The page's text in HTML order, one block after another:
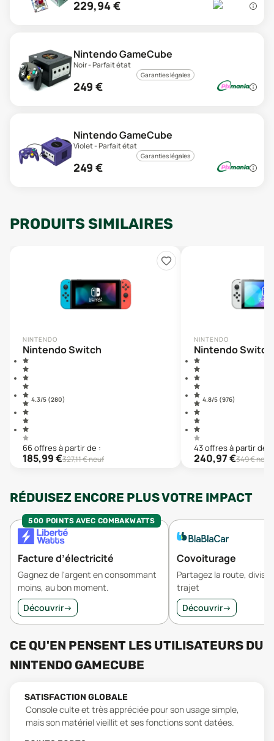
229,94€
Nintendo GameCube
Noir - Parfait état
Garanties légales
249 €
Nintendo GameCube
Violet - Parfait état
Garanties légales
249 €
PRODUITS SIMILAIRES
NINTENDO
Nintendo Switch
4.3/5 (280)
66offresà partir de :
185,99€327,11€ neuf
NINTENDO
Nintendo Switch
4.8/5 (976)
43offresà partir de :
240,97€349€ neuf
RÉDUISEZ ENCORE PLUS VOTRE IMPACT
500 POINTS AVEC COMBAKWATTS
Facture d’électricité
Gagnez de l'argent en consommant
moins, au bon moment.
Découvrir→
Covoiturage
Partagez la route,
trajet
Découvrir→
CE QU'EN PENSENT LES UTILISATEURS DU
NINTENDO GAMECUBE
SATISFACTION GLOBALE
Console culte et très appréciée pour son usage simple,
mais son matériel vieillit et ses fonctions sont datées.